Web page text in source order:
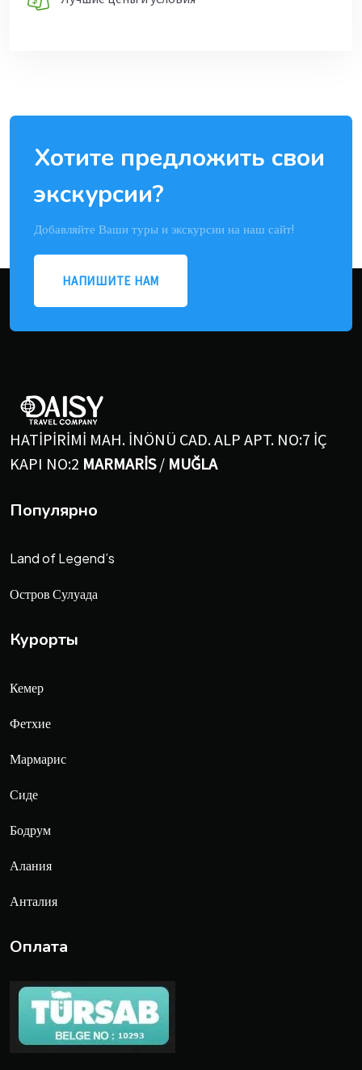
Хотите предложить свои
экскурсии?
Добавляйте Ваши туры и экскурсии на наш сайт!
НАПИШИТЕ НАМ
HATİPİRİMİ MAH. İNÖNÜ CAD. ALP APT. NO:7 İÇ
KAPI NO:2 MARMARİS/ MUĞLA
Популярно
Land of Legend’s
Остров Сулуада
Курорты
Кемер
Фетхие
Мармарис
Сиде
Бодрум
Алания
Анталия
Оплата